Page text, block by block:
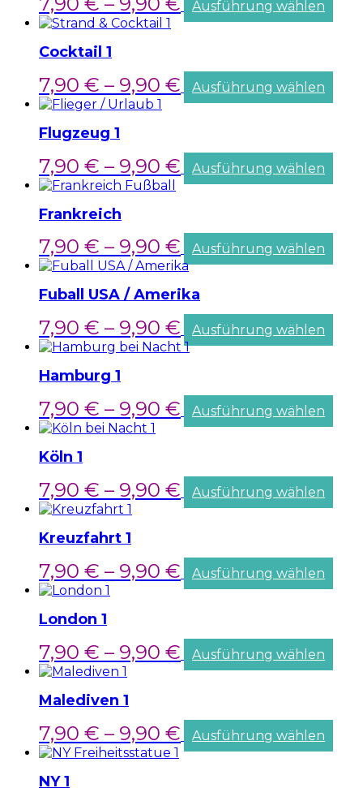
Ausführung wählen
Cocktail 1
7,90 € – 9,90 € Ausführung wählen
Flugzeug 1
7,90 € – 9,90 € Ausführung wählen
Frankreich
7,90 € – 9,90 € Ausführung wählen
Fuball USA / Amerika
7,90 € – 9,90 € Ausführung wählen
Hamburg 1
7,90 € – 9,90 € Ausführung wählen
Köln 1
7,90 € – 9,90 € Ausführung wählen
Kreuzfahrt 1
7,90 € – 9,90 € Ausführung wählen
London 1
7,90 € – 9,90 € Ausführung wählen
Malediven 1
7,90 € – 9,90 € Ausführung wählen
NY 1